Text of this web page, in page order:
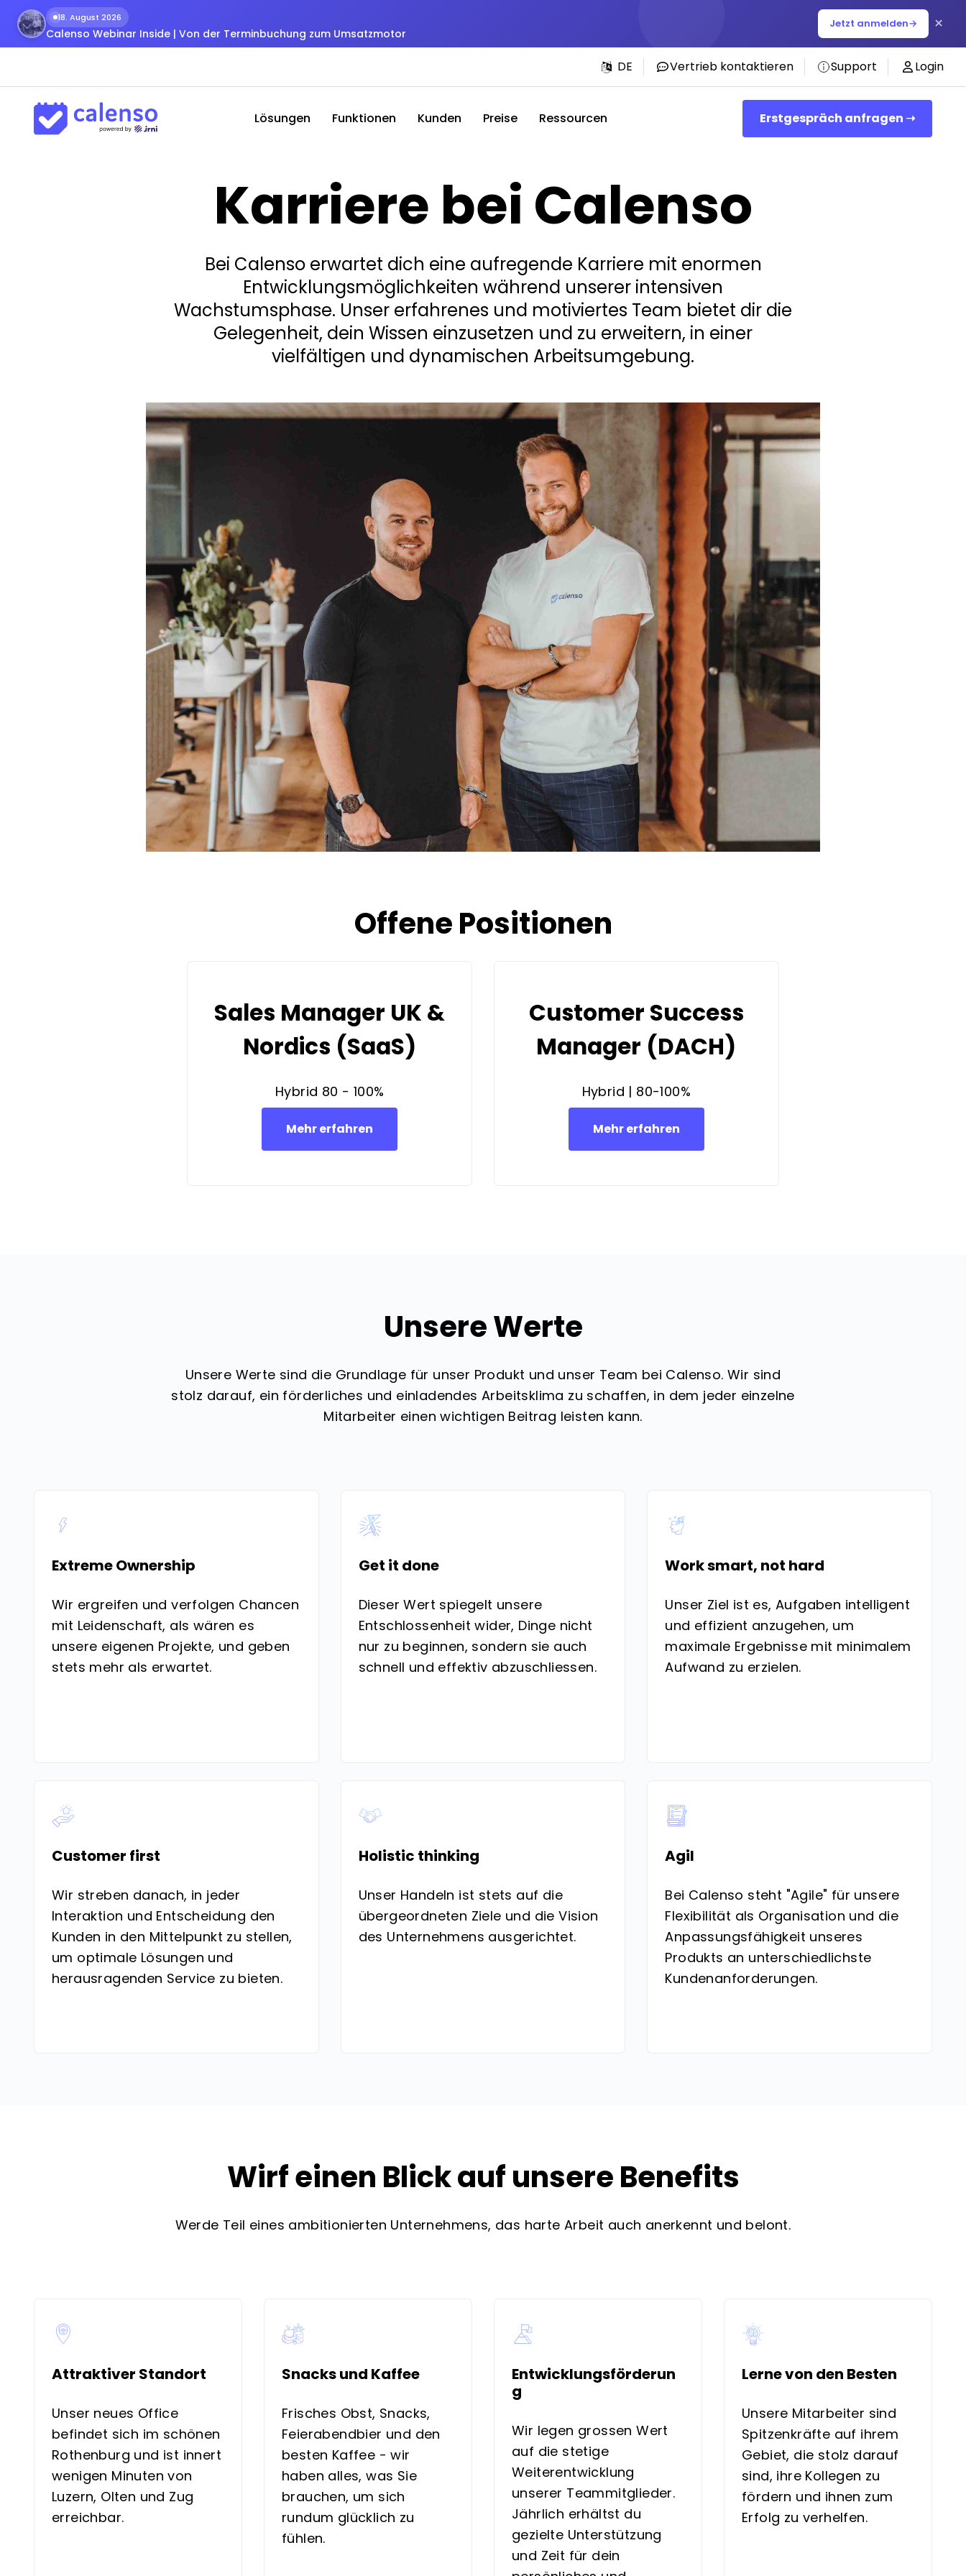
18. August 2026
Calenso Webinar Inside | Von der Terminbuchung zum Umsatzmotor
Jetzt anmelden→ ×
DE Vertrieb kontaktieren Support Login
Erstgespräch anfragen ➝
Lösungen Funktionen Kunden Preise Ressourcen
Karriere bei Calenso
Bei Calenso erwartet dich eine aufregende Karriere mit enormen
Entwicklungsmöglichkeiten während unserer intensiven
Wachstumsphase. Unser erfahrenes und motiviertes Team bietet dir die
Gelegenheit, dein Wissen einzusetzen und zu erweitern, in einer
vielfältigen und dynamischen Arbeitsumgebung.
Offene Positionen
Sales Manager UK &
Nordics (SaaS)
Hybrid 80 - 100%
Mehr erfahren
Customer Success
Manager (DACH)
Hybrid | 80-100%
Mehr erfahren
Unsere Werte
Unsere Werte sind die Grundlage für unser Produkt und unser Team bei Calenso. Wir sind
stolz darauf, ein förderliches und einladendes Arbeitsklima zu schaffen, in dem jeder einzelne
Mitarbeiter einen wichtigen Beitrag leisten kann.
Extreme Ownership
Wir ergreifen und verfolgen Chancen
mit Leidenschaft, als wären es
unsere eigenen Projekte, und geben
stets mehr als erwartet.
Get it done
Dieser Wert spiegelt unsere
Entschlossenheit wider, Dinge nicht
nur zu beginnen, sondern sie auch
schnell und effektiv abzuschliessen.
Work smart, not hard
Unser Ziel ist es, Aufgaben intelligent
und effizient anzugehen, um
maximale Ergebnisse mit minimalem
Aufwand zu erzielen.
Customer first
Wir streben danach, in jeder
Interaktion und Entscheidung den
Kunden in den Mittelpunkt zu stellen,
um optimale Lösungen und
herausragenden Service zu bieten.
Holistic thinking
Unser Handeln ist stets auf die
übergeordneten Ziele und die Vision
des Unternehmens ausgerichtet.
Agil
Bei Calenso steht "Agile" für unsere
Flexibilität als Organisation und die
Anpassungsfähigkeit unseres
Produkts an unterschiedlichste
Kundenanforderungen.
Wirf einen Blick auf unsere Benefits
Werde Teil eines ambitionierten Unternehmens, das harte Arbeit auch anerkennt und belont.
Attraktiver Standort
Unser neues Office
befindet sich im schönen
Rothenburg und ist innert
wenigen Minuten von
Luzern, Olten und Zug
erreichbar.
Snacks und Kaffee
Frisches Obst, Snacks,
Feierabendbier und den
besten Kaffee - wir
haben alles, was Sie
brauchen, um sich
rundum glücklich zu
fühlen.
Entwicklungsförderun
g
Wir legen grossen Wert
auf die stetige
Weiterentwicklung
unserer Teammitglieder.
Jährlich erhältst du
gezielte Unterstützung
und Zeit für dein
Lerne von den Besten
Unsere Mitarbeiter sind
Spitzenkräfte auf ihrem
Gebiet, die stolz darauf
sind, ihre Kollegen zu
fördern und ihnen zum
Erfolg zu verhelfen.